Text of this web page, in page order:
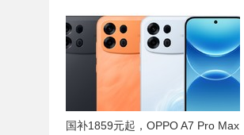
国补1859元起，OPPO A7 Pro Max